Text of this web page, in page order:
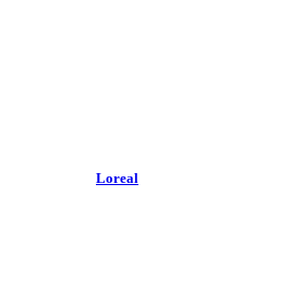
Loreal